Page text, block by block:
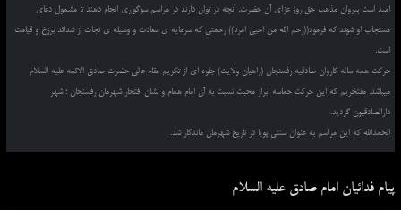
امید است پیروان مذهب حق روز عزای آن حضرت, آنچه در توان دارند در مراسم سوگواری انجام دهند تا مشمول دعای
مستجاب او شوند که فرمود((رحم الله من احیی امرنا)) رحمتی که سرمایه ی سعادت و وسیله ی نجات از شدائد برزخ و قیامت
است.
حرکت همه ساله کاروان صادقیه رفسنجان (راهیان ولایت) جلوه ای از تکریم مقام عالی حضرت صادق الائمه علیه السلام
میباشد. مفتخریم که این حرکت حماسه ابراز محبت نسبت به آن امام همام و نشان افتخار شهرمان رفسنجان ؛ شهر
دارالصادقیون گردید.
الحمدالله که این مراسم به عنوان سنتی پویا در تاریخ شهرمان ماندگار شد.
پیام فدائیان امام صادق علیه السلام